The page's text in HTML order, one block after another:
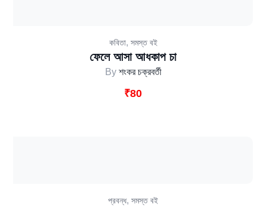
কবিতা, সমস্ত বই
ফেলে আসা আধকাপ চা
By শংকর চক্রবর্তী
₹80
প্রবন্ধ, সমস্ত বই